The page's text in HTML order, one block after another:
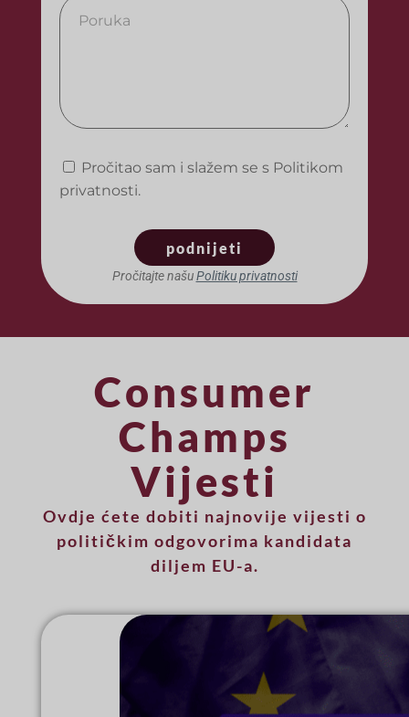
Pročitao sam i slažem se s Politikom
privatnosti.
podnijeti
Pročitajte našuPolitiku privatnosti
Consumer
Champs
Vijesti
Ovdje ćete dobiti najnovije vijesti o
političkim odgovorima kandidata
diljem EU-a.